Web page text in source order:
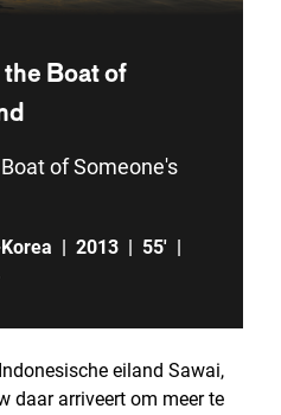
Boat of
of Someone's
| 2013 | 55' |
eiland Sawai,
daar arriveert om meer te